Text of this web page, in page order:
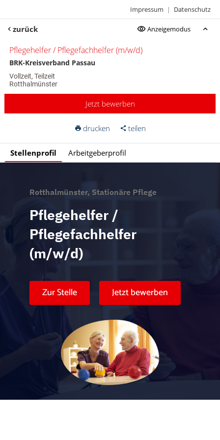
Impressum | Datenschutz
zurück Anzeigemodus
Pflegehelfer / Pflegefachhelfer (m/w/d)
BRK-Kreisverband Passau
Vollzeit, Teilzeit
Rotthalmünster
Jetzt bewerben
drucken teilen
Stellenprofil Arbeitgeberprofil